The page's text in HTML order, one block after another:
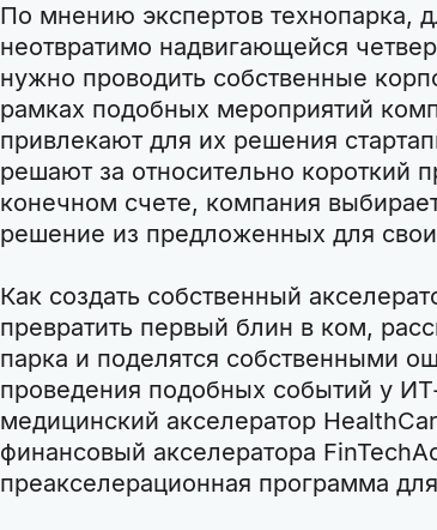
По мнению экспертов технопарка,
неотвратимо надвигающейся
нужно проводить собственные
рамках подобных мероприятий
привлекают для их решения
решают за относительно короткий
конечном счете, компания
решение из предложенных для
Как создать собственный
превратить первый блин в ком,
парка и поделятся собственными
проведения подобных событий у
медицинский акселератор
финансовый акселератора
преакселерационная программа